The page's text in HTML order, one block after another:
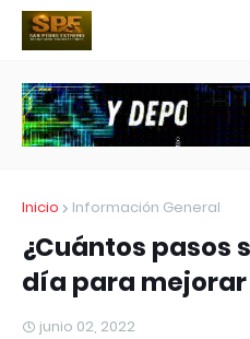
Inicio Información General
¿Cuántos pasos
día para mejorar
junio 02, 2022